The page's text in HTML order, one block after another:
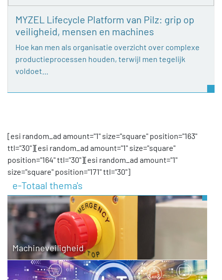
MYZEL Lifecycle Platform van Pilz: grip op
veiligheid, mensen en machines
Hoe kan men als organisatie overzicht over complexe
productieprocessen houden, terwijl men tegelijk
voldoet…
[esi random_ad amount="1" size="square" position="163"
ttl="30"][esi random_ad amount="1" size="square"
position="164" ttl="30"][esi random_ad amount="1"
size="square" position="171" ttl="30"]
e-Totaal thema's
Machineveiligheid